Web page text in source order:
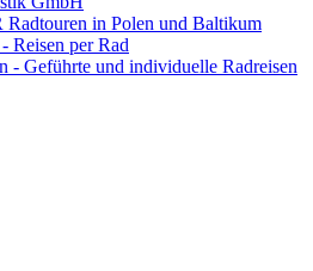
in Polen und Baltikum
per Rad
- Geführte und individuelle Radreisen